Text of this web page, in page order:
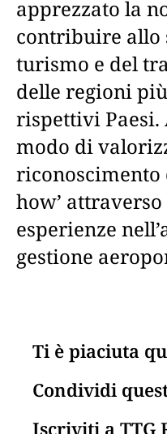
apprezzato la
contribuire allo
turismo e del
delle regioni
rispettivi Paesi.
modo di
riconoscimento
how’
esperienze
gestione
Ti è piaciuta
Condividi
Iscriviti a TTG